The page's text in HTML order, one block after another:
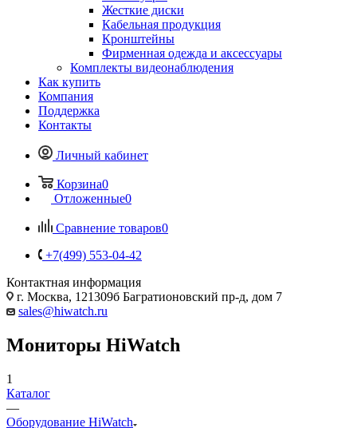
Жесткие диски
Кабельная продукция
Кронштейны
Фирменная одежда и аксессуары
Комплекты видеонаблюдения
Как купить
Компания
Поддержка
Контакты
Личный кабинет
Корзина0
Отложенные0
Сравнение товаров0
+7(499) 553-04-42
Контактная информация
г. Москва, 121309б Багратионовский пр-д, дом 7
sales@hiwatch.ru
Мониторы HiWatch
1
Каталог
—
Оборудование HiWatch